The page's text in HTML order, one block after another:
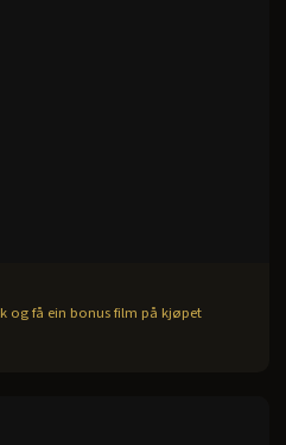
og få ein bonus film på kjøpet